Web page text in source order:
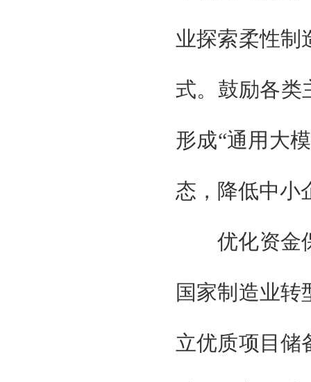
业探索柔性制
式。鼓励各类
形成“通用大
态，降低中小
优化资金保
国家制造业转
立优质项目储